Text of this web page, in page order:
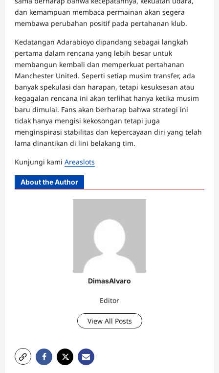
dan kemampuan membaca permainan akan segera
membawa perubahan positif pada pertahanan klub.
Kedatangan Adarabioyo dipandang sebagai langkah
pertama dalam rencana yang lebih besar untuk
membangun kembali dan memperkuat pertahanan
Manchester United. Seperti setiap musim transfer, ada
banyak spekulasi dan harapan, tetapi kesuksesan atau
kegagalan rencana ini akan terlihat hanya ketika musim
baru dimulai. Fans akan berharap bahwa strategi ini
tidak hanya mengisi kekosongan tetapi juga
menginspirasi stabilitas dan kepercayaan diri yang telah
lama dinantikan di lini belakang tim.
Kunjungi kami Areaslots
About the Author
DimasAlvaro
Editor
View All Posts